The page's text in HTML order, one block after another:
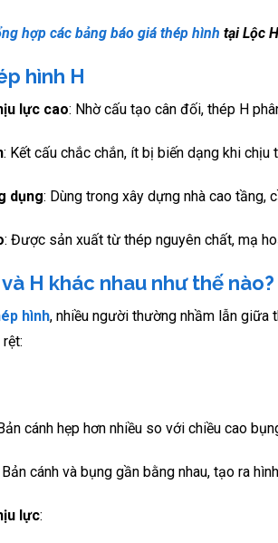
hợp các bảng báo giá thép hình tại Lộc
hình H
lực cao: Nhờ cấu tạo cân đối, thép H
: Kết cấu chắc chắn, ít bị biến dạng khi chịu
dụng: Dùng trong xây dựng nhà cao tầng,
: Được sản xuất từ thép nguyên chất, mạ
H khác nhau như thế nào?
hình, nhiều người thường nhầm lẫn giữa
cánh hẹp hơn nhiều so với chiều cao
cánh và bụng gần bằng nhau, tạo ra
lực: